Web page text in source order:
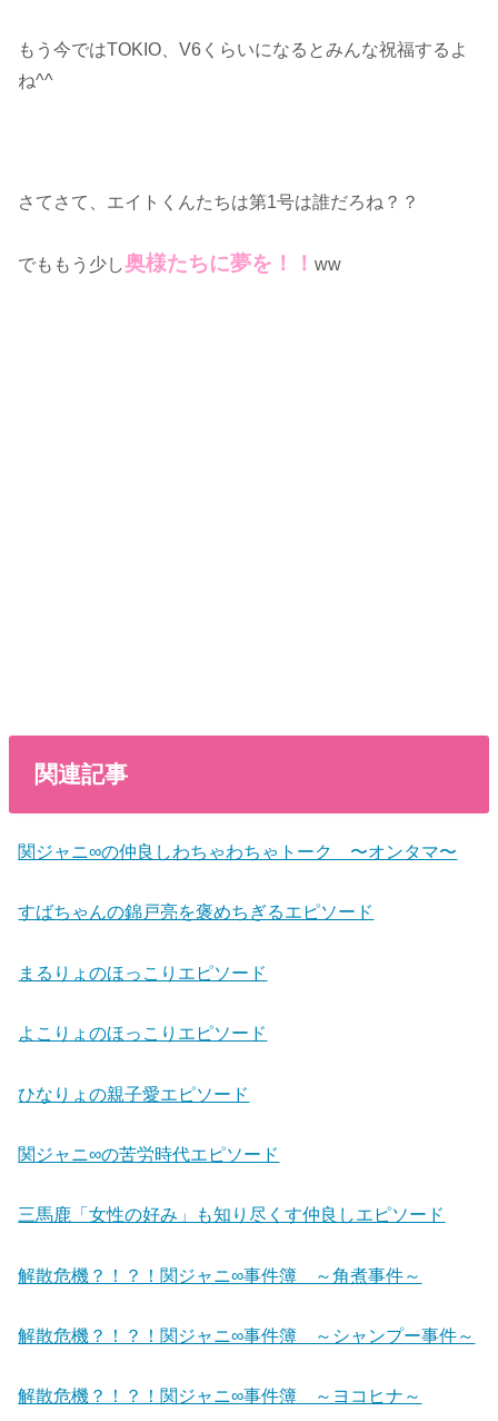
もう今ではTOKIO、V6くらいになるとみんな祝福するよ
ね^^
さてさて、エイトくんたちは第1号は誰だろね？？
でももう少し奥様たちに夢を！！ww
関連記事
関ジャニ∞の仲良しわちゃわちゃトーク 〜オンタマ〜
すばちゃんの錦戸亮を褒めちぎるエピソード
まるりょのほっこりエピソード
よこりょのほっこりエピソード
ひなりょの親子愛エピソード
関ジャニ∞の苦労時代エピソード
三馬鹿「女性の好み」も知り尽くす仲良しエピソード
解散危機？！？！関ジャニ∞事件簿 ～角煮事件～
解散危機？！？！関ジャニ∞事件簿 ～シャンプー事件～
解散危機？！？！関ジャニ∞事件簿 ～ヨコヒナ～